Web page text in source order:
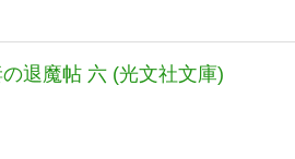
退魔帖 六 (光文社文庫)